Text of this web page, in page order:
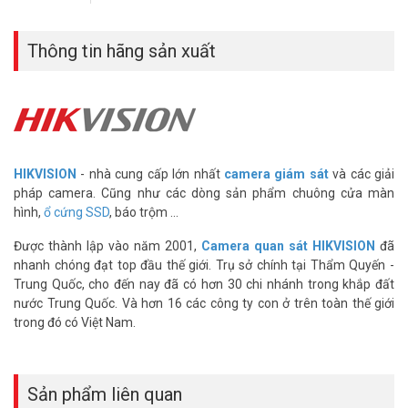
** ƯU ĐÃI: Tặng thẻ nhớ chuyên dụng 32GB chính hãng
Giá lắp đặt bộ camera Wifi Hikvision HKI-
2U21FD-IW tham khảo
Gói camera IP Wifi Hikvision
HKI-2Q01EFD-IW + thẻ nhớ 32GB
Camera Hikvision thương hiệu nổi tiếng bán chạy số 1 toàn cầu
hiện nay. Hiểu được thị hiếu yêu cầu này đưa ra sản phẩmCamera
IP WIFI HIKVISION HKI-2U21FD-IWvới nhiều ưu điểm như xoay 4
chiều, có micro và loa để đàm thoại 2 chiều. Độ phân giải Full
HD720P với giá thành hợp lí được khách hàng tin yêu. Dòng camera
không dây giá rẻHKI-2U21FD-IW thiết kế gọn nhẹ, thẩm mỹ. Đây là
>> Tham khảo thêm: Trọn bộ camera quan sát giá Siêu Tiết
Thông tin hãng sản xuất
HIKVISION - nhà cung cấp lớn nhất camera giám sátvà các giải
pháp camera. Cũng như các dòng sản phẩm chuông cửa màn
hình, ổ cứng SSD, báo trộm ...
Được thành lập vào năm 2001, Camera quan sát HIKVISION đã
nhanh chóng đạt top đầu thế giới. Trụ sở chính tại Thẩm Quyến -
Trung Quốc, cho đến nay đã có hơn 30 chi nhánh trong khắp đất
nước Trung Quốc. Và hơn 16 các công ty con ở trên toàn thế giới
trong đó có Việt Nam.
Sản phẩm liên quan